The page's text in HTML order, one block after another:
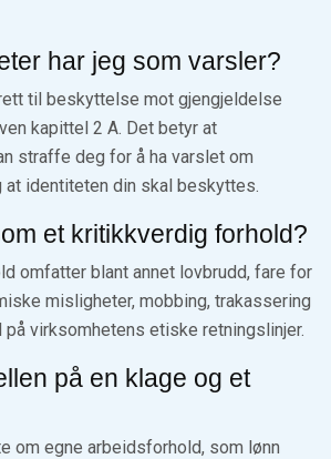
har jeg som varsler?
til beskyttelse mot gjengjeldelse
kapittel 2 A. Det betyr at
straffe deg for å ha varslet om
at identiteten din skal beskyttes.
et kritikkverdig forhold?
omfatter blant annet lovbrudd, fare for
misligheter, mobbing, trakassering
virksomhetens etiske retningslinjer.
på en klage og et
om egne arbeidsforhold, som lønn